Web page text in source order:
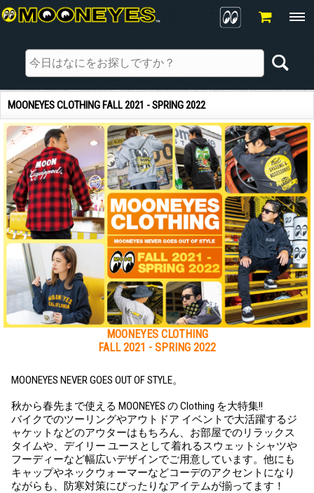
MOONEYES CLOTHING FALL 2021 - SPRING 2022
MOONEYES CLOTHING
FALL 2021 - SPRING 2022
MOONEYES NEVER GOES OUT OF STYLE。
秋から春先まで使える MOONEYES の Clothing を大特集!!
バイクでのツーリングやアウトドア イベントで大活躍するジ
ャケットなどのアウターはもちろん、お部屋でのリラックス
タイムや、デイリー ユースとして着れるスウェットシャツや
フーディーなど幅広いデザインでご用意しています。他にも
キャップやネックウォーマーなどコーデのアクセントになり
ながらも、防寒対策にぴったりなアイテムが揃ってます！